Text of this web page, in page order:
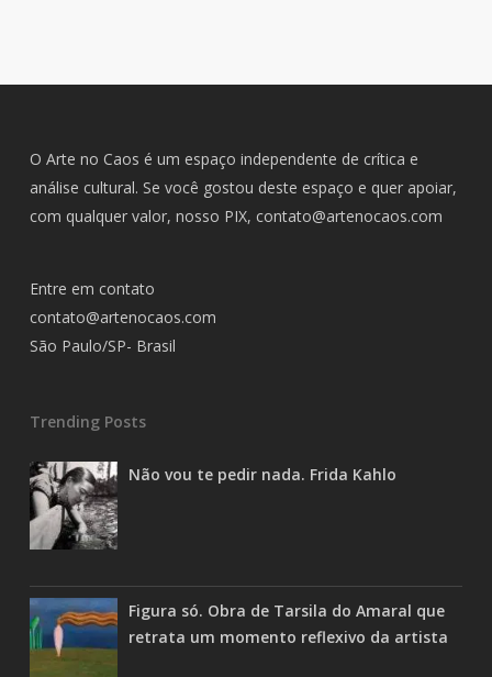
O Arte no Caos é um espaço independente de crítica e
análise cultural. Se você gostou deste espaço e quer apoiar,
com qualquer valor, nosso PIX, contato@artenocaos.com
Entre em contato
contato@artenocaos.com
São Paulo/SP- Brasil
Trending Posts
Não vou te pedir nada. Frida Kahlo
Figura só. Obra de Tarsila do Amaral que
retrata um momento reflexivo da artista